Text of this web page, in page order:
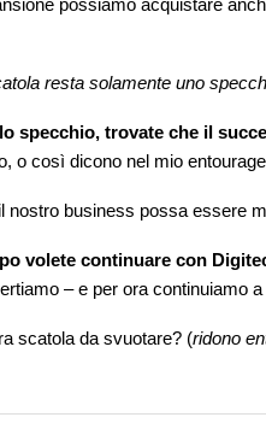
possiamo acquistare
resta solamente uno
specchio, trovate che il
o così dicono nel mio
nostro business possa essere
volete continuare con
– e per ora continuiamo
scatola da svuotare? (ridono